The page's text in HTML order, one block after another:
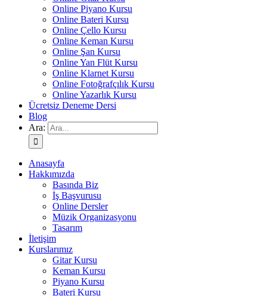
Online Piyano Kursu
Online Bateri Kursu
Online Çello Kursu
Online Keman Kursu
Online Şan Kursu
Online Yan Flüt Kursu
Online Klarnet Kursu
Online Fotoğrafçılık Kursu
Online Yazarlık Kursu
Ücretsiz Deneme Dersi
Blog
Ara:
Anasayfa
Hakkımızda
Basında Biz
İş Başvurusu
Online Dersler
Müzik Organizasyonu
Tasarım
İletişim
Kurslarımız
Gitar Kursu
Keman Kursu
Piyano Kursu
Bateri Kursu